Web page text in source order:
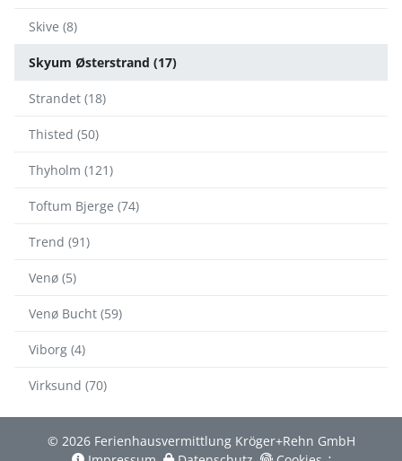
Skive (8)
Skyum Østerstrand (17)
Strandet (18)
Thisted (50)
Thyholm (121)
Toftum Bjerge (74)
Trend (91)
Venø (5)
Venø Bucht (59)
Viborg (4)
Virksund (70)
© 2026 Ferienhausvermittlung Kröger+Rehn GmbH